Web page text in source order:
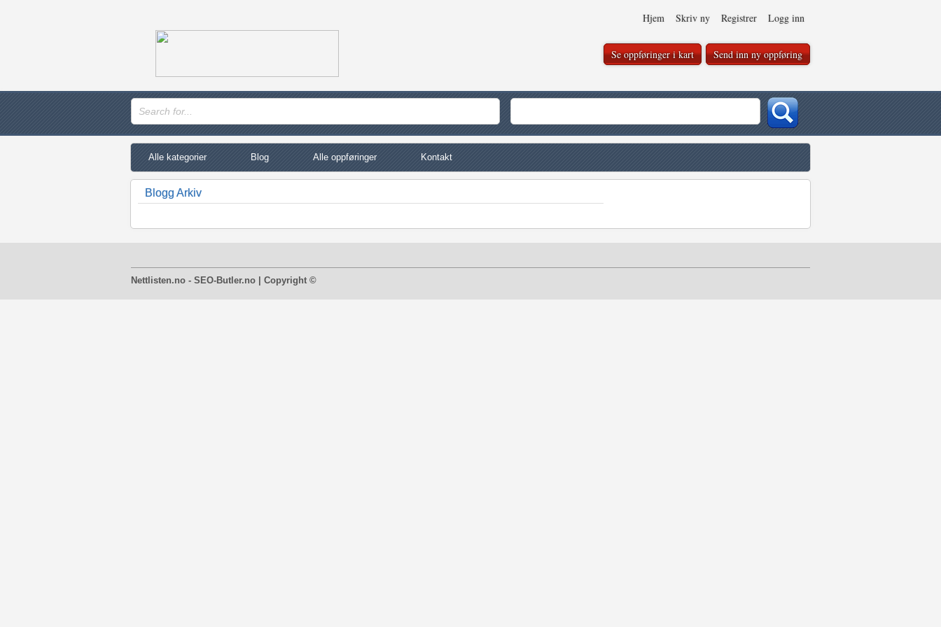
Hjem Skriv ny Registrer Logg inn
Se oppføringer i kart Send inn ny oppføring
Alle kategorier Blog Alle oppføringer Kontakt
Blogg Arkiv
Nettlisten.no - SEO-Butler.no | Copyright ©